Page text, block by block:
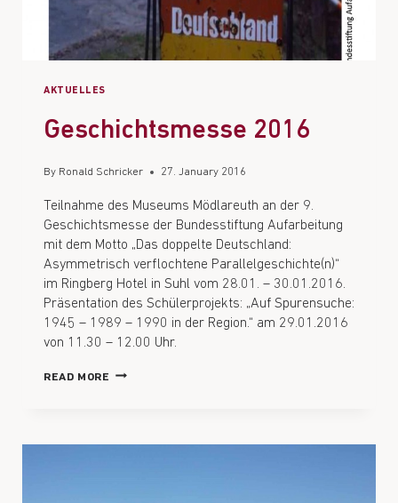
AKTUELLES
Geschichtsmesse 2016
By Ronald Schricker 27. January 2016
Teilnahme des Museums Mödlareuth an der 9.
Geschichtsmesse der Bundesstiftung Aufarbeitung
mit dem Motto „Das doppelte Deutschland:
Asymmetrisch verflochtene Parallelgeschichte(n)“
im Ringberg Hotel in Suhl vom 28.01. – 30.01.2016.
Präsentation des Schülerprojekts: „Auf Spurensuche:
1945 – 1989 – 1990 in der Region.“ am 29.01.2016
von 11.30 – 12.00 Uhr.
READ MORE